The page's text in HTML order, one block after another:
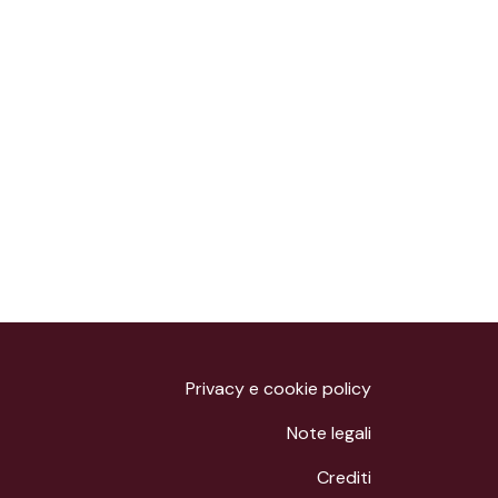
Privacy e cookie policy
Note legali
Crediti